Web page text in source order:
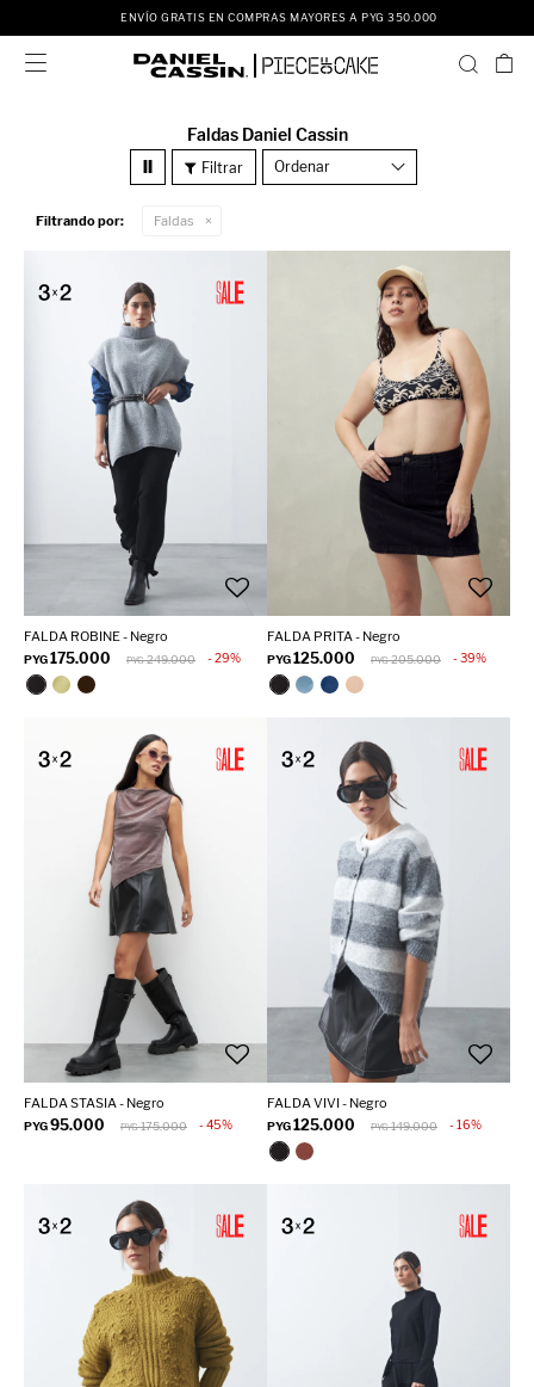
ENVÍO GRATIS EN COMPRAS MAYORES A PYG 350.000

Faldas Daniel Cassin
Recomendados
Filtrando por: Faldas
FALDA ROBINE - Negro
PYG175.000 PYG 249.000 29
FALDA PRITA - Negro
PYG125.000 PYG 205.000 39
FALDA STASIA - Negro
PYG95.000 PYG 175.000 45
FALDA VIVI - Negro
PYG125.000 PYG 149.000 16